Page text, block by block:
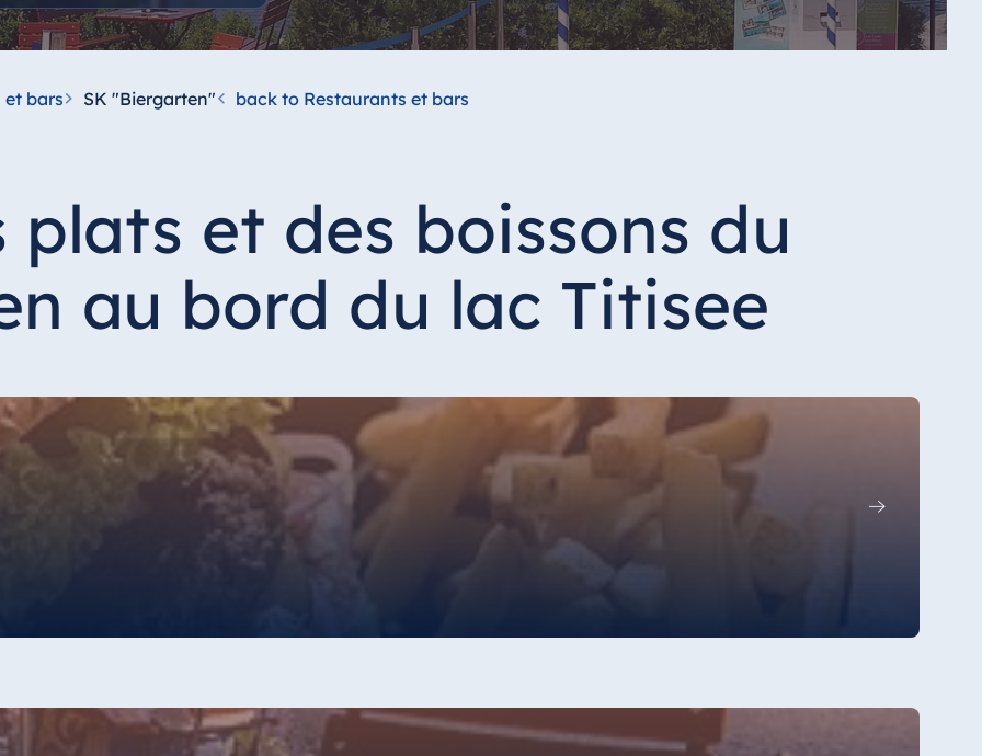
et bars SK "Biergarten" back to Restaurants et bars
plats et des boissons du
au bord du lac Titisee